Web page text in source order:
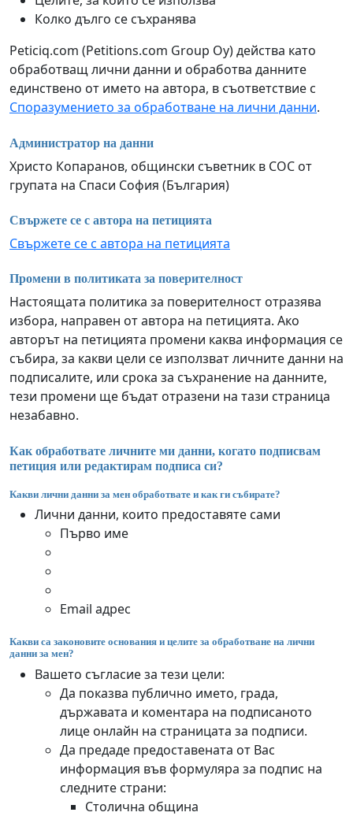
Колко дълго се съхранява
Peticiq.com (Petitions.com Group Oy) действа като
обработващ лични данни и обработва данните
единствено от името на автора, в съответствие с
Споразумението за обработване на лични данни.
Администратор на данни
Христо Копаранов, общински съветник в СОС от
групата на Спаси София (България)
Свържете се с автора на петицията
Свържете се с автора на петицията
Промени в политиката за поверителност
Настоящата политика за поверителност отразява
избора, направен от автора на петицията. Ако
авторът на петицията промени каква информация се
събира, за какви цели се използват личните данни на
подписалите, или срока за съхранение на данните,
тези промени ще бъдат отразени на тази страница
незабавно.
Как обработвате личните ми данни, когато подписвам
петиция или редактирам подписа си?
Какви лични данни за мен обработвате и как ги събирате?
Лични данни, които предоставяте сами
Първо име
Email адрес
Какви са законовите основания и целите за обработване на лични
данни за мен?
Вашето съгласие за тези цели:
Да показва публично името, града,
държавата и коментара на подписаното
лице онлайн на страницата за подписи.
Да предаде предоставената от Вас
информация във формуляра за подпис на
следните страни:
Столична община